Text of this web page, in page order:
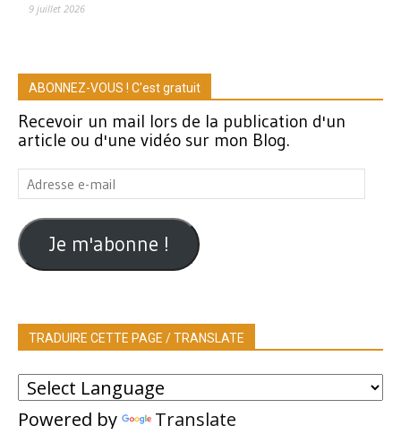
9 juillet 2026
ABONNEZ-VOUS ! C'est gratuit
Recevoir un mail lors de la publication d'un
article ou d'une vidéo sur mon Blog.
Adresse
e-
mail
Je m'abonne !
TRADUIRE CETTE PAGE / TRANSLATE
Powered by Translate